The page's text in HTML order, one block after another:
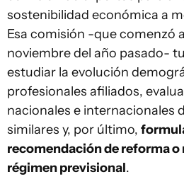
sostenibilidad económica a
Esa comisión -que comenzó
noviembre del año pasado-
estudiar la evolución
profesionales afiliados,
nacionales e internacionales
similares y, por último,
recomendación de reforma
régimen previsional.